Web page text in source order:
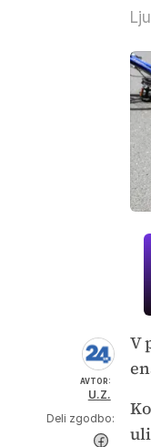
AVTOR:
U.Z.
Deli zgodbo:
V